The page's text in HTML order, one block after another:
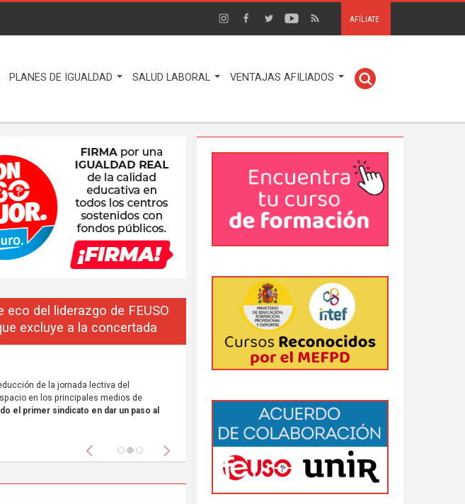
AFÍLIATE
PLANES DE IGUALDAD SALUD LABORAL VENTAJAS AFILIADOS
del liderazgo de FEUSO
excluye a la concertada
de la jornada lectiva del
en los principales medios de
el primer sindicato en dar un paso al
Anterior Siguiente